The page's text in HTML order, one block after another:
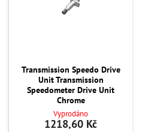
Transmission Speedo Drive
Unit Transmission
Speedometer Drive Unit
Chrome
Vyprodáno
1218,60 Kč